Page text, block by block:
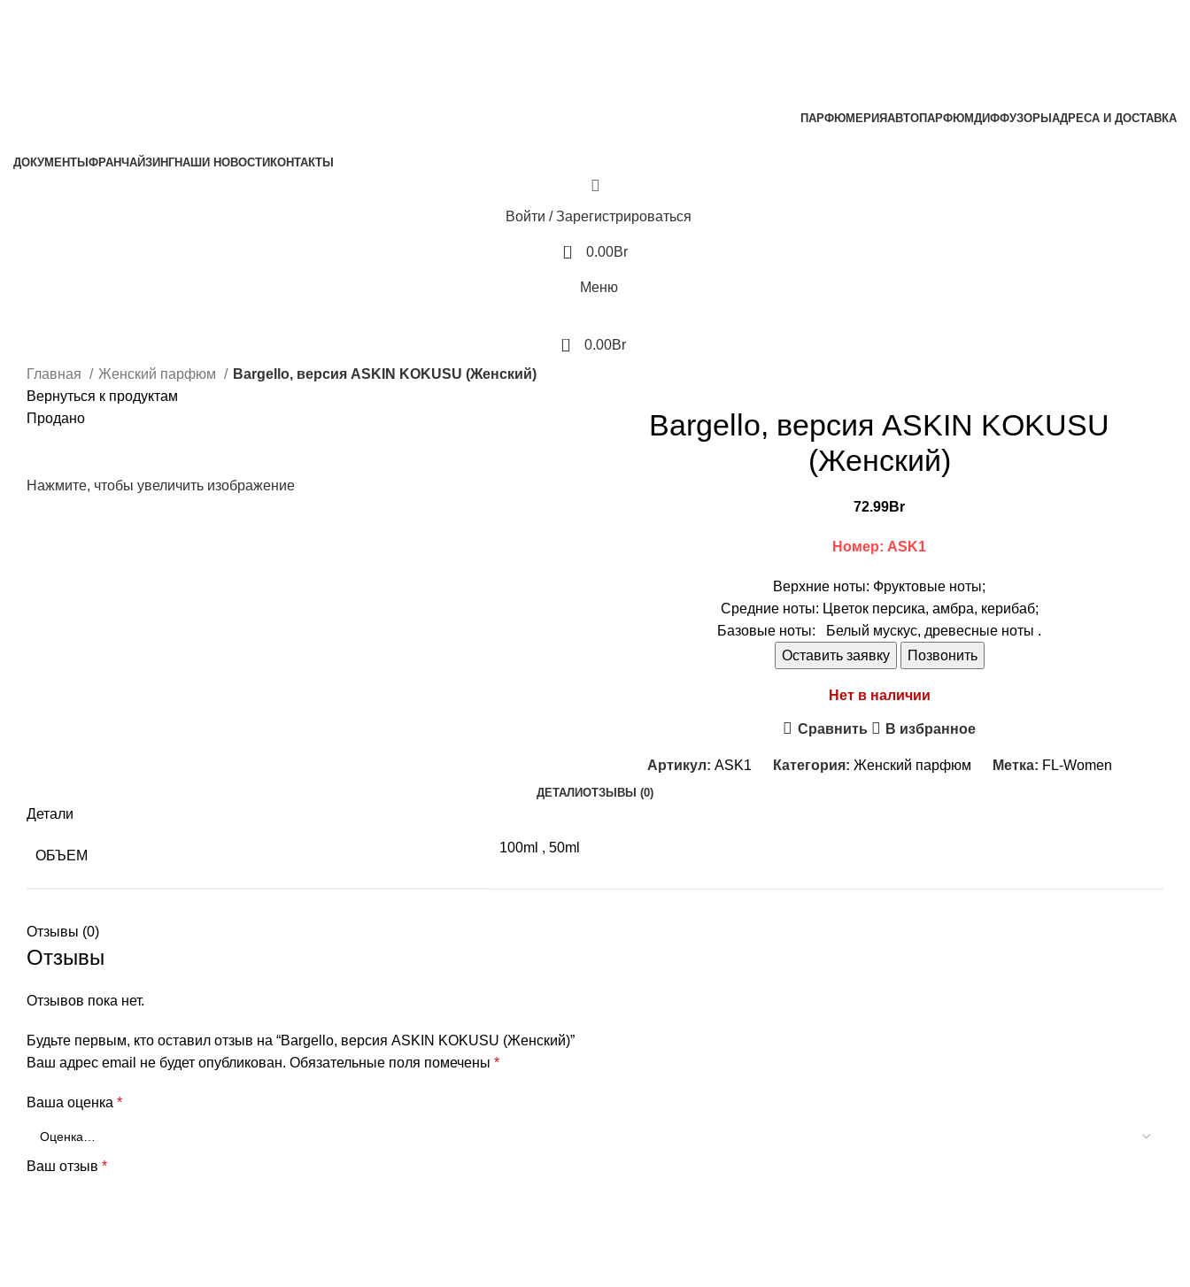
ПАРФЮМЕРИЯАВТОПАРФЮМДИФФУЗОРЫ АДРЕСА И ДОСТАВКА
ДОКУМЕНТЫ ФРАНЧАЙЗИНГНАШИ НОВОСТИ КОНТАКТЫ
Войти / Зарегистрироваться
0 0.00Br
Меню
0 0.00Br
Главная
Женский парфюм
Bargello, версия ASKIN KOKUSU (Женский)
Вернуться к продуктам
Продано
Нажмите, чтобы увеличить изображение
Bargello, версия ASKIN KOKUSU
(Женский)
72.99Br
Номер: ASK1
Верхние ноты: Фруктовые ноты;
Средние ноты: Цветок персика, амбра, керибаб;
Базовые ноты: Белый мускус, древесные ноты .
Оставить заявку
Позвонить
Нет в наличии
Сравнить В избранное
Артикул: ASK1 Категория: Женский парфюм Метка: FL-Women
ДЕТАЛИОТЗЫВЫ (0)
Детали
ОБЪЕМ
100ml , 50ml
Отзывы (0)
Отзывы
Отзывов пока нет.
Будьте первым, кто оставил отзыв на “Bargello, версия ASKIN KOKUSU (Женский)”
Ваш адрес email не будет опубликован. Обязательные поля помечены *
Ваша оценка *
Ваш отзыв *